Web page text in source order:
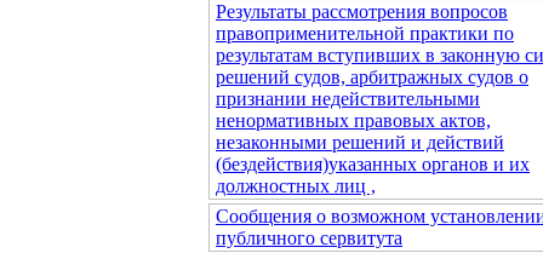
Результаты рассмотрения вопросов
правоприменительной практики по
результатам вступивших в законную
решений судов, арбитражных судов о
признании недействительными
ненормативных правовых актов,
незаконными решений и действий
(бездействия)указанных органов и их
должностных лиц ,
Сообщения о возможном
публичного сервитута